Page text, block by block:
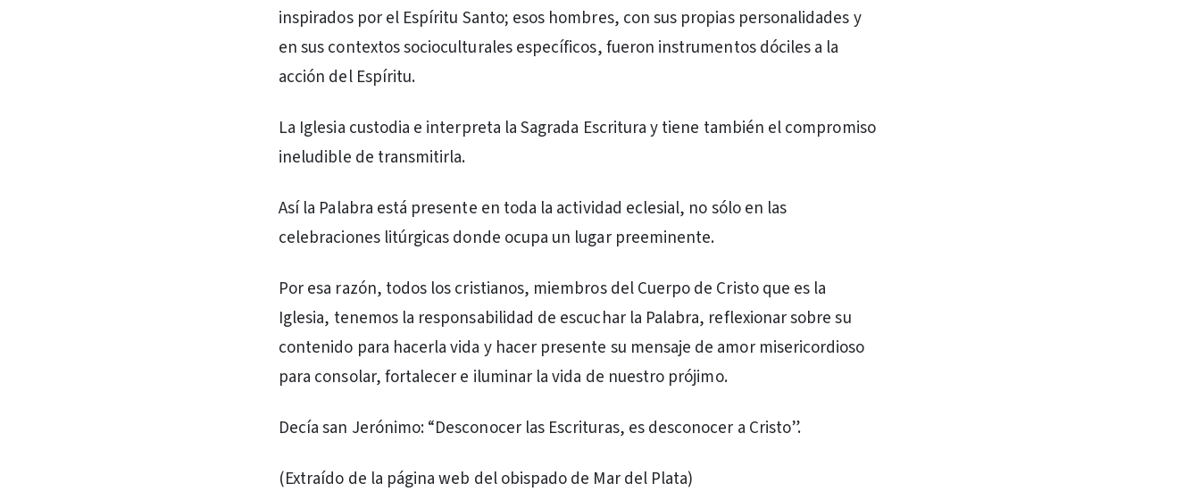
inspirados por el Espíritu Santo; esos hombres, con sus propias personalidades y
en sus contextos socioculturales específicos, fueron instrumentos dóciles a la
acción del Espíritu.
La Iglesia custodia e interpreta la Sagrada Escritura y tiene también el compromiso
ineludible de transmitirla.
Así la Palabra está presente en toda la actividad eclesial, no sólo en las
celebraciones litúrgicas donde ocupa un lugar preeminente.
Por esa razón, todos los cristianos, miembros del Cuerpo de Cristo que es la
Iglesia, tenemos la responsabilidad de escuchar la Palabra, reflexionar sobre su
contenido para hacerla vida y hacer presente su mensaje de amor misericordioso
para consolar, fortalecer e iluminar la vida de nuestro prójimo.
Decía san Jerónimo: “Desconocer las Escrituras, es desconocer a Cristo”.
(Extraído de la página web del obispado de Mar del Plata)